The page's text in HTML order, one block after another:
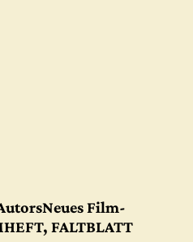
Film-
FALTBLATT